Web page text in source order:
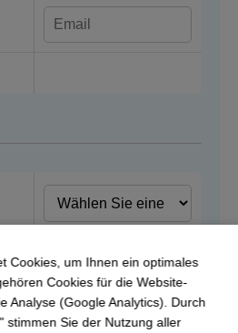
Cookies, um Ihnen ein optimales
Cookies für die Website-
Analyse (Google Analytics). Durch
stimmen Sie der Nutzung aller